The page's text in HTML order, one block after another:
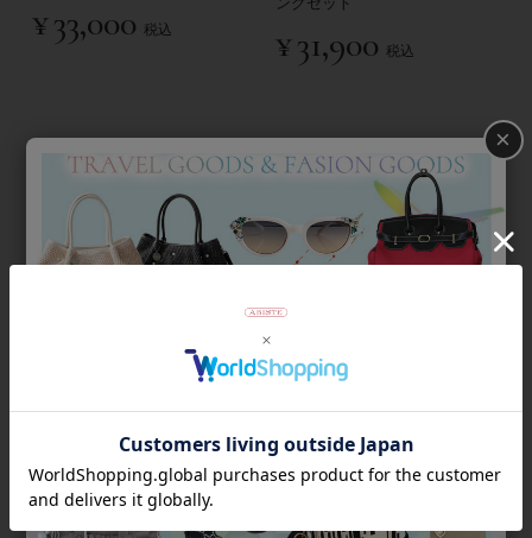
¥33,000 税込 ¥31,900 税込
【アンジェラカプッチ】イタリ
30,800 税込
マジョルカバロックパール×18K
¥29,700 税込
×